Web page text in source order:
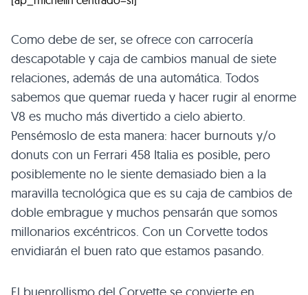
Como debe de ser, se ofrece con carrocería
descapotable y caja de cambios manual de siete
relaciones, además de una automática. Todos
sabemos que quemar rueda y hacer rugir al enorme
V8 es mucho más divertido a cielo abierto.
Pensémoslo de esta manera: hacer burnouts y/o
donuts con un Ferrari 458 Italia es posible, pero
posiblemente no le siente demasiado bien a la
maravilla tecnológica que es su caja de cambios de
doble embrague y muchos pensarán que somos
millonarios excéntricos. Con un Corvette todos
envidiarán el buen rato que estamos pasando.
El buenrollismo del Corvette se convierte en